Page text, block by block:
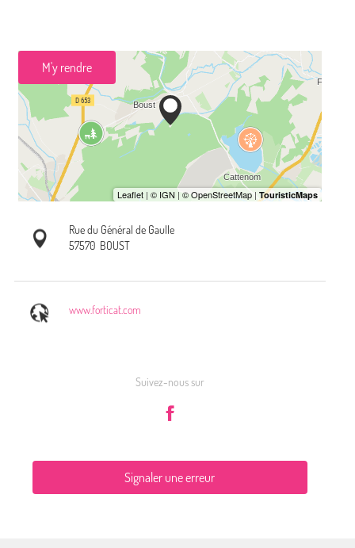
M'y rendre
Rue du Général de Gaulle
57570 BOUST
www.forticat.com
Suivez-nous sur
Signaler une erreur